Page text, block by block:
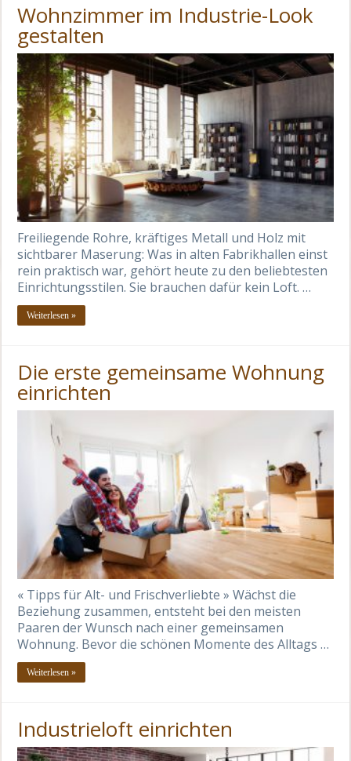
Wohnzimmer im Industrie-Look
gestalten
Freiliegende Rohre, kräftiges Metall und Holz mit
sichtbarer Maserung: Was in alten Fabrikhallen einst
rein praktisch war, gehört heute zu den beliebtesten
Einrichtungsstilen. Sie brauchen dafür kein Loft. …
Weiterlesen »
Die erste gemeinsame Wohnung
einrichten
« Tipps für Alt- und Frischverliebte » Wächst die
Beziehung zusammen, entsteht bei den meisten
Paaren der Wunsch nach einer gemeinsamen
Wohnung. Bevor die schönen Momente des Alltags …
Weiterlesen »
Industrieloft einrichten